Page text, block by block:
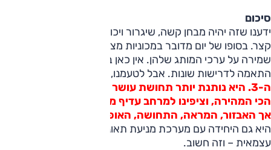
סיכום
ידענו שזה יהיה מבחן קשה, שיגרור ויכוחים ארוכים על אספרסו
קצר. בסופו של יום מדובר במכוניות מצוינות, שעשו צעד גדול תוך
שמירה על ערכי המותג שלהן. אין כאן באמת מפסידות, אלא
התאמה לדרישות שונות. אבל לטעמנו,
ה-3. היא נותנת יותר תחושת עושר והרגשה טובה
הכי המהירה, וציפינו למרחב עדיף מבסיס גלגלים כה ארוך.
אך האבזור, המראה, התחושה, האופי וההנאה שבו את לבנו.
היא גם היחידה עם מערכת מניעת תאונות עירונית שיודעת לבלום
עצמאית – וזה חשוב.